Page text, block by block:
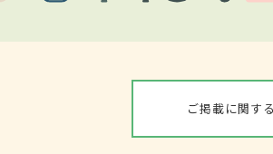
ご掲載に関す